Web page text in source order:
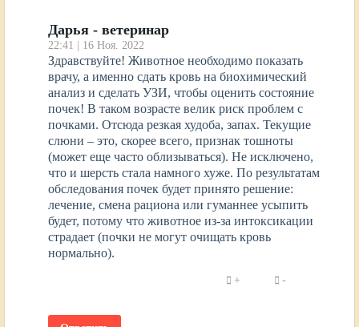
Дарья - ветеринар
22:41 | 16 Ноя. 2022
Здравствуйте! Животное необходимо показать
врачу, а именно сдать кровь на биохимический
анализ и сделать УЗИ, чтобы оценить состояние
почек! В таком возрасте велик риск проблем с
почками. Отсюда резкая худоба, запах. Текущие
слюни – это, скорее всего, признак тошноты
(может еще часто облизываться). Не исключено,
что и шерсть стала намного хуже. По результатам
обследования почек будет принято решение:
лечение, смена рациона или гуманнее усыпить
будет, потому что животное из-за интоксикации
страдает (почки не могут очищать кровь
нормально).